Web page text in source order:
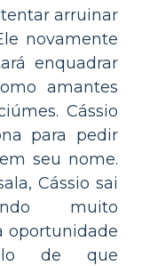
arruinar
novamente
enquadrar
amantes
Cássio
para pedir
seu nome.
Cássio sai
muito
oportunidade
de que